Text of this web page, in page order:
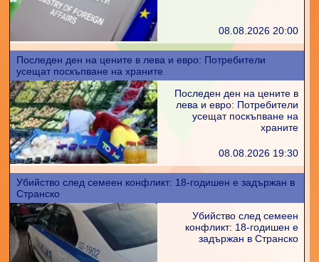
08.08.2026 20:00
Последен ден на цените в лева и евро: Потребители
усещат поскъпване на храните
Последен ден на цените в
лева и евро: Потребители
усещат поскъпване на
храните
08.08.2026 19:30
Убийство след семеен конфликт: 18-годишен е задържан в
Странско
Убийство след семеен
конфликт: 18-годишен е
задържан в Странско